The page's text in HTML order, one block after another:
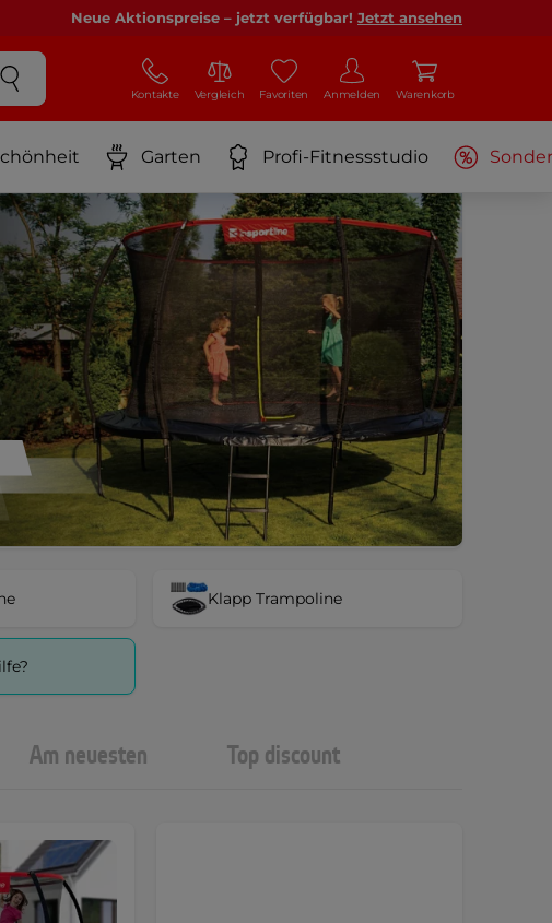
Neue Aktionspreise – jetzt verfügbar! Jetzt ansehen
Kontakte Vergleich Favoriten Anmelden Warenkorb
Garten Profi-Fitnessstudio
Klapp Trampoline
Am neuesten Top discount